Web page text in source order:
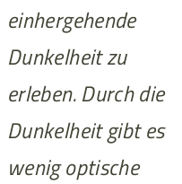
einhergehende
Dunkelheit zu
erleben. Durch die
Dunkelheit gibt es
wenig optische